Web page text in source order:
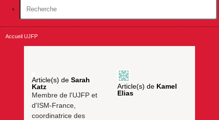
Accueil UJFP
Article(s) deSarah
Katz
Membre de l'UJFP et
d'ISM-France,
coordinatrice des
Article(s) de Kamel
Elias